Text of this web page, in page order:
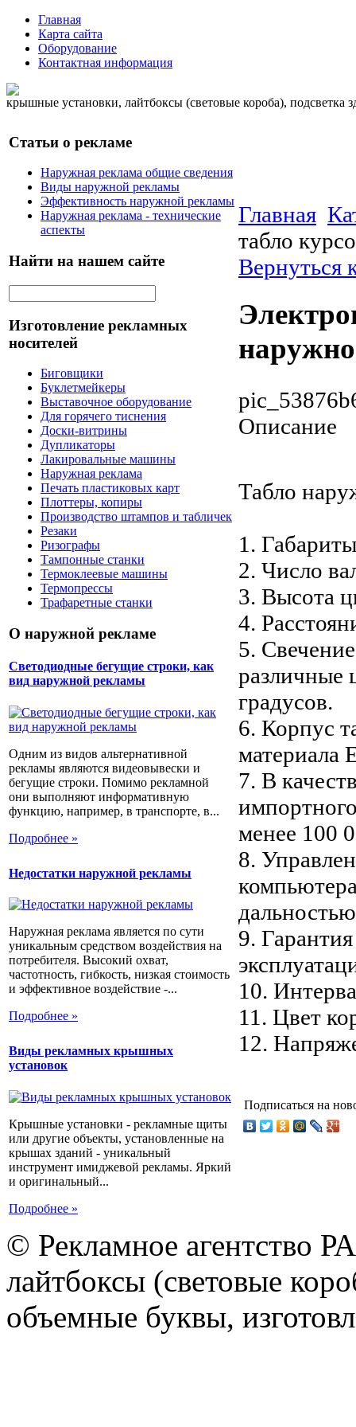
Главная
Карта сайта
Оборудование
Контактная информация
крышные установки, лайтбоксы (световые короба), подсветка
Статьи о рекламе
Наружная реклама общие сведения
Виды наружной рекламы
Эффективность наружной рекламы
Наружная реклама - технические
аспекты
Найти на нашем сайте
Изготовление рекламных
носителей
Биговщики
Буклетмейкеры
Выставочное оборудование
Для горячего тиснения
Доски-витрины
Дупликаторы
Лакировальные машины
Наружная реклама
Печать пластиковых карт
Плоттеры, копиры
Производство штампов и табличек
Резаки
Ризографы
Тампонные станки
Термоклеевые машины
Термопрессы
Трафаретные станки
О наружной рекламе
Светодиодные бегущие строки, как
вид наружной рекламы
Одним из видов альтернативной
рекламы являются видеовывески и
бегущие строки. Помимо рекламной
они выполняют информативную
функцию, например, в транспорте, в...
Подробнее »
Недостатки наружной рекламы
Наружная реклама является по сути
уникальным средством воздействия на
потребителя. Высокий охват,
частотность, гибкость, низкая стоимость
и эффективное воздействие -...
Подробнее »
Виды рекламных крышных
установок
Крышные установки - рекламные щиты
или другие объекты, установленные на
крышах зданий - уникальный
инструмент имиджевой рекламы. Яркий
и оригинальный...
Подробнее »
Главная
табло
Вернуться
Описание
Табло
1.
2. Число
3. Высота
4.
5.
различные
градусов.
6. Корпус
материала
7. В
менее 100
8.
9.
10.
11. Цвет
12.
Подписаться на
© Рекламное агентство
лайтбоксы (световые
объемные буквы,